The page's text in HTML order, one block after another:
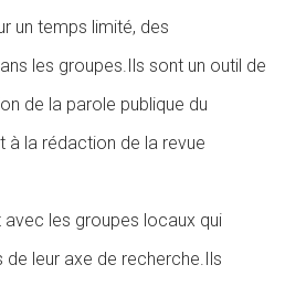
un temps limité, des
les groupes.Ils sont un outil de
de la parole publique du
à la rédaction de la revue
avec les groupes locaux qui
leur axe de recherche.Ils